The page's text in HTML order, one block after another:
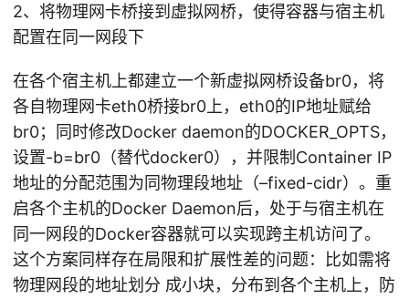
2、将物理网卡桥接到虚拟网桥，使得容器与宿主机
配置在同一网段下
在各个宿主机上都建立一个新虚拟网桥设备br0，将
各自物理网卡eth0桥接br0上，eth0的IP地址赋给
br0；同时修改Docker daemon的DOCKER_OPTS，
设置-b=br0（替代docker0），并限制Container IP
地址的分配范围为同物理段地址（–fixed-cidr）。重
启各个主机的Docker Daemon后，处于与宿主机在
同一网段的Docker容器就可以实现跨主机访问了。
这个方案同样存在局限和扩展性差的问题：比如需将
物理网段的地址划分 成小块，分布到各个主机上，防